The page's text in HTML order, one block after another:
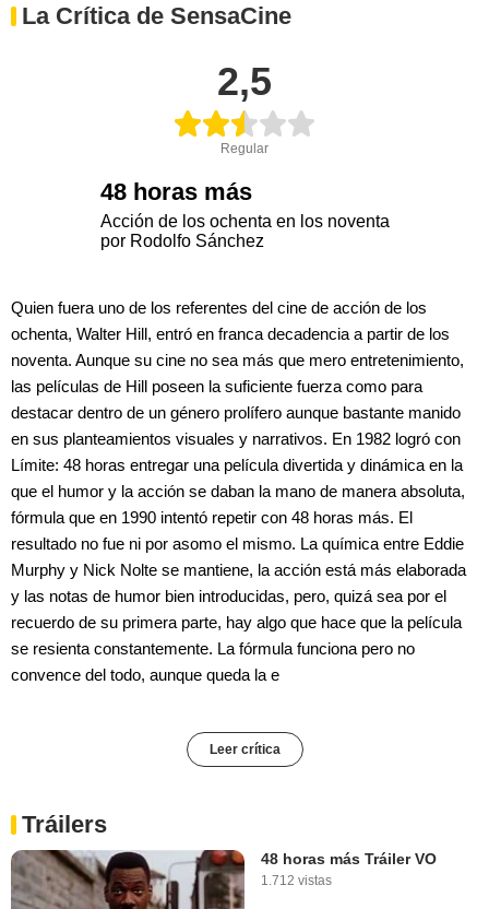
La Crítica de SensaCine
2,5
Regular
48 horas más
Acción de los ochenta en los noventa
por Rodolfo Sánchez
Quien fuera uno de los referentes del cine de acción de los
ochenta, Walter Hill, entró en franca decadencia a partir de los
noventa. Aunque su cine no sea más que mero entretenimiento,
las películas de Hill poseen la suficiente fuerza como para
destacar dentro de un género prolífero aunque bastante manido
en sus planteamientos visuales y narrativos. En 1982 logró con
Límite: 48 horas entregar una película divertida y dinámica en la
que el humor y la acción se daban la mano de manera absoluta,
fórmula que en 1990 intentó repetir con 48 horas más. El
resultado no fue ni por asomo el mismo. La química entre Eddie
Murphy y Nick Nolte se mantiene, la acción está más elaborada
y las notas de humor bien introducidas, pero, quizá sea por el
recuerdo de su primera parte, hay algo que hace que la película
se resienta constantemente. La fórmula funciona pero no
convence del todo, aunque queda la e
Leer crítica
Tráilers
48 horas más Tráiler VO
1.712 vistas